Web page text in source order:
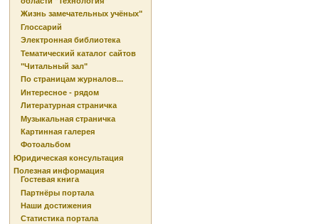
Жизнь замечательных учёных"
Глоссарий
Электронная библиотека
Тематический каталог сайтов
"Читальный зал"
По страницам журналов...
Интересное - рядом
Литературная страничка
Музыкальная страничка
Картинная галерея
Фотоальбом
Юридическая консультация
Полезная информация
Гостевая книга
Партнёры портала
Наши достижения
Статистика портала